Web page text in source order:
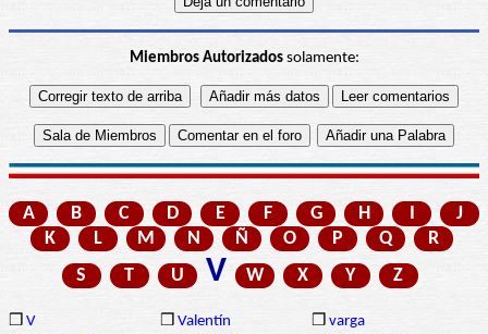
Miembros Autorizadossolamente:
A B C D E F G H I
J
K
L M N Ñ O P Q
R
S
T U V W X Y Z
❒ V ❒ Valentín ❒ varga